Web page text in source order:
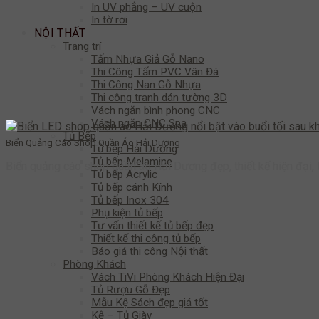
In UV phẳng – UV cuộn
In tờ rơi
NỘI THẤT
Trang trí
Tấm Nhựa Giả Gỗ Nano
Thi Công Tấm PVC Vân Đá
Thi Công Nan Gỗ Nhựa
Thi công tranh dán tường 3D
Vách ngăn bình phong CNC
Vách ngăn CNC Spa
Tủ Bếp
Tủ bếp Hải Dương
Tủ bếp Melamine
Tủ bếp Acrylic
Tủ bếp cánh Kính
Tủ bếp Inox 304
Phụ kiện tủ bếp
Tư vấn thiết kế tủ bếp đẹp
Thiết kế thi công tủ bếp
Báo giá thi công Nội thất
Phòng Khách
Vách TiVi Phòng Khách Hiện Đại
Tủ Rượu Gỗ Đẹp
Mẫu Kệ Sách đẹp giá tốt
Kệ – Tủ Giày
Biển Quảng Cáo Shop Quần Áo Hải Dương
Biển quảng cáo shop quần áo Hải Dương đẹp, thiết kế hiện đại,